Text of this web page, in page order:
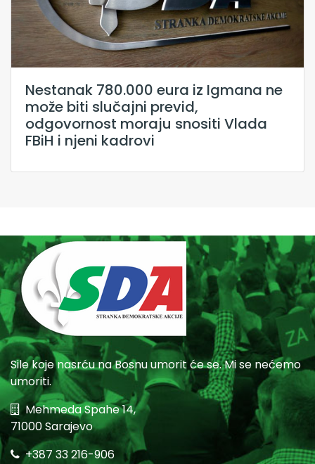
Nestanak 780.000 eura iz Igmana ne
može biti slučajni previd,
odgovornost moraju snositi Vlada
FBiH i njeni kadrovi
Sile koje nasrću na Bosnu umorit će se. Mi se nećemo
umoriti.
Mehmeda Spahe 14,
71000 Sarajevo
+387 33 216-906